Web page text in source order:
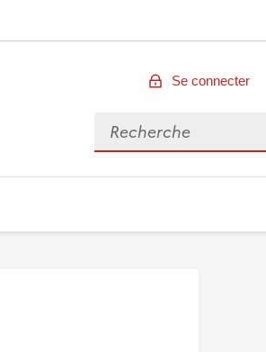
Se connecter
Rechercher des données